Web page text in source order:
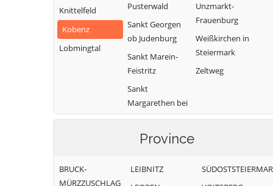
Knittelfeld
Kobenz
Lobmingtal
Pusterwald
Sankt Georgen
ob Judenburg
Sankt Marein-
Feistritz
Sankt
Margarethen bei
Knittelfeld
Unzmarkt-
Frauenburg
Weißkirchen in
Steiermark
Zeltweg
Province
BRUCK-
MÜRZZUSCHLAG
LEIBNITZ